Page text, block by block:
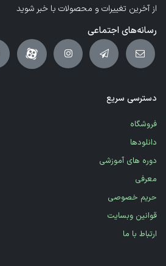
از آخرین تغییرات و محصولات با خبر شوید
رسانه‌های اجتماعی
دسترسی سریع
فروشگاه
دانلودها
دوره های آموزشی
معرفی
حریم خصوصی
قوانین وبسایت
ارتباط با ما